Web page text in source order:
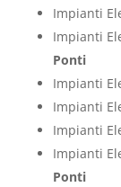
Impianti
Impianti
Ponti
Impianti
Impianti
Impianti
Impianti
Ponti